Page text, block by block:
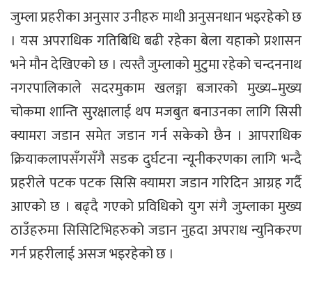
जुम्ला प्रहरीका अनुसार उनीहरु माथी अनुसनधान भइरहेको छ
। यस अपराधिक गतिबिधि बढी रहेका बेला यहाको प्रशासन
भने मौन देखिएको छ । त्यस्तै जुम्लाको मुटुमा रहेको चन्दननाथ
नगरपालिकाले सदरमुकाम खलङ्गा बजारको मुख्य–मुख्य
चोकमा शान्ति सुरक्षालाई थप मजबुत बनाउनका लागि सिसी
क्यामरा जडान समेत जडान गर्न सकेको छैन । आपराधिक
क्रियाकलापसँगसँगै सडक दुर्घटना न्यूनीकरणका लागि भन्दै
प्रहरीले पटक पटक सिसि क्यामरा जडान गरिदिन आग्रह गर्दै
आएको छ । बढ्दै गएको प्रविधिको युग संगै जुम्लाका मुख्य
ठाउँहरुमा सिसिटिभिहरुको जडान नुहदा अपराध न्युनिकरण
गर्न प्रहरीलाई असज भइरहेको छ ।